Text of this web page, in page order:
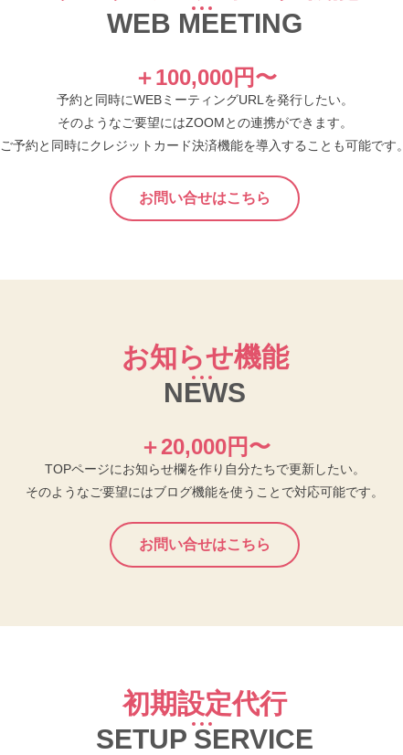
WEB MEETING
＋100,000円〜
予約と同時にWEBミーティングURLを発行したい。
そのようなご要望にはZOOMとの連携ができます。
ご予約と同時にクレジットカード決済機能を導入することも可能です。
お問い合せはこちら
お知らせ機能
NEWS
＋20,000円〜
TOPページにお知らせ欄を作り自分たちで更新したい。
そのようなご要望にはブログ機能を使うことで対応可能です。
お問い合せはこちら
初期設定代行
SETUP SERVICE